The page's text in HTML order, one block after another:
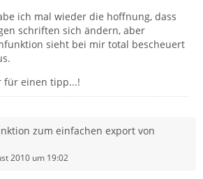
ich mal wieder die hoffnung, dass
schriften sich ändern, aber
sieht bei mir total bescheuert
für einen tipp...!
zum einfachen export von
2010 um 19:02